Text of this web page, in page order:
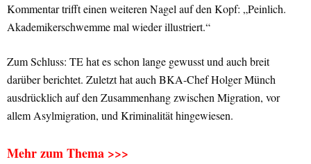
Kommentar trifft einen weiteren Nagel auf den Kopf: „Peinlich.
Akademikerschwemme mal wieder illustriert.“
Zum Schluss: TE hat es schon lange gewusst und auch breit
darüber berichtet. Zuletzt hat auch BKA-Chef Holger Münch
ausdrücklich auf den Zusammenhang zwischen Migration, vor
allem Asylmigration, und Kriminalität hingewiesen.
Mehr zum Thema >>>